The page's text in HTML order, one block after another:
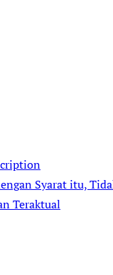
Syarat itu,
Teraktual